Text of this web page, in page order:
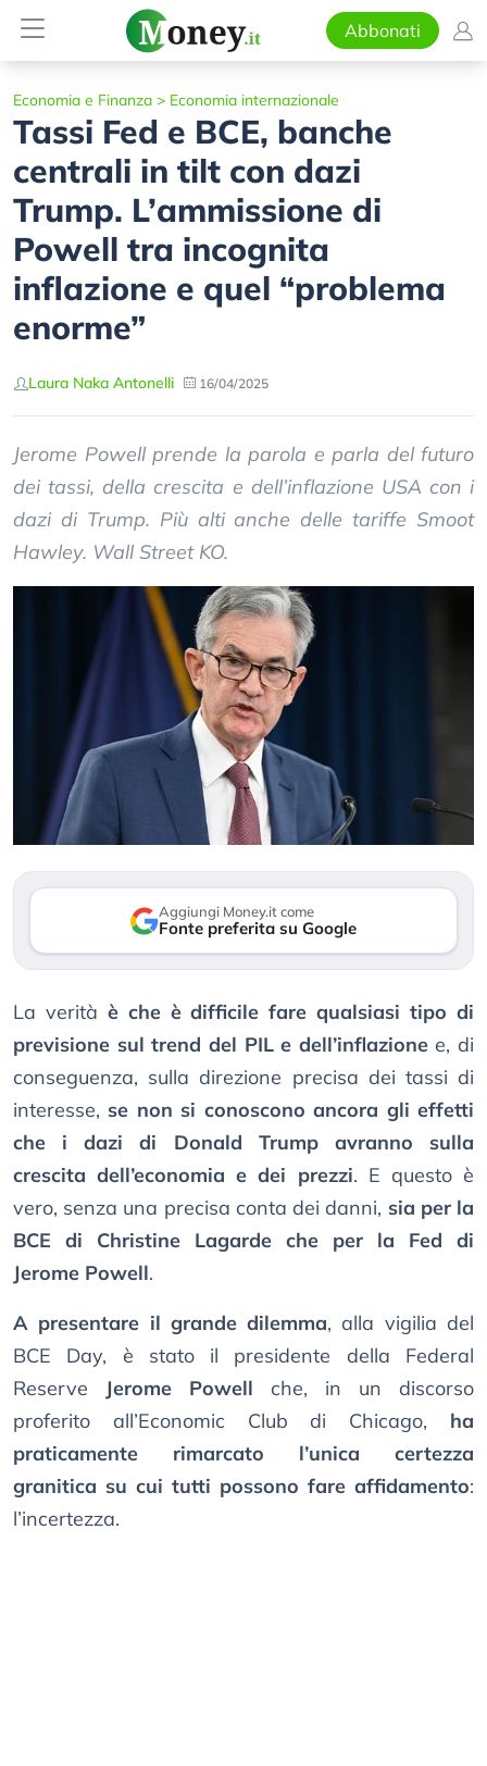
Abbonati
Economia e Finanza > Economia internazionale
Tassi Fed e BCE, banche
centrali in tilt con dazi
Trump. L’ammissione di
Powell tra incognita
inflazione e quel “problema
enorme”
Laura Naka Antonelli 16/04/2025
Jerome Powell prende la parola e parla del futuro
dei tassi, della crescita e dell’inflazione USA con i
dazi di Trump. Più alti anche delle tariffe Smoot
Hawley. Wall Street KO.
Aggiungi Money.it come
Fonte preferita su Google
La verità è che è difficile fare qualsiasi tipo di
previsione sul trend del PIL e dell’inflazionee, di
conseguenza, sulla direzione precisa dei tassi di
interesse, se non si conoscono ancora gli effetti
che i dazi di Donald Trump avranno sulla
crescita dell’economia e dei prezzi. E questo è
vero, senza una precisa conta dei danni, sia per la
BCE di Christine Lagarde che per la Fed di
Jerome Powell.
A presentare il grande dilemma, alla vigilia del
BCE Day, è stato il presidente della Federal
Reserve Jerome Powell che, in un discorso
proferito all’Economic Club di Chicago, ha
praticamente rimarcato l’unica certezza
granitica su cui tutti possono fare affidamento:
l’incertezza.